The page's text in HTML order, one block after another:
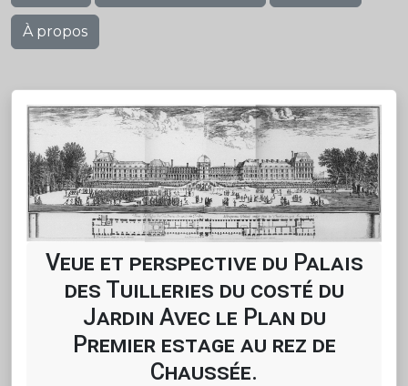
À propos
Veue et perspective du Palais
des Tuilleries du costé du
Jardin Avec le Plan du
Premier estage au rez de
Chaussée.